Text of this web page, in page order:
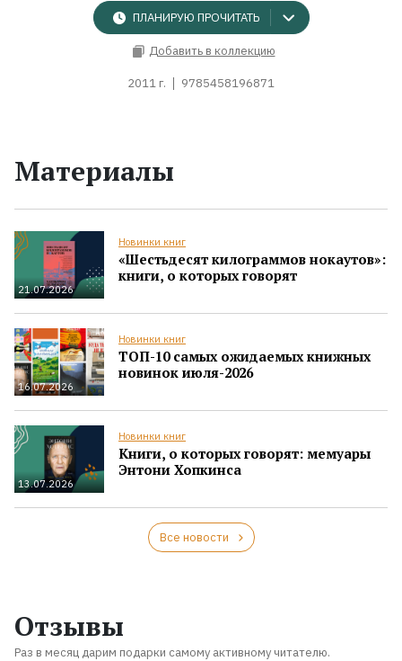
ПЛАНИРУЮ ПРОЧИТАТЬ
Добавить в коллекцию
2011 г. 9785458196871
Материалы
21.07.2026
Новинки книг
«Шестьдесят килограммов нокаутов»:
книги, о которых говорят
16.07.2026
Новинки книг
ТОП-10 самых ожидаемых книжных
новинок июля-2026
13.07.2026
Новинки книг
Книги, о которых говорят: мемуары
Энтони Хопкинса
Все новости
Отзывы
Раз в месяц дарим подарки самому активному читателю.